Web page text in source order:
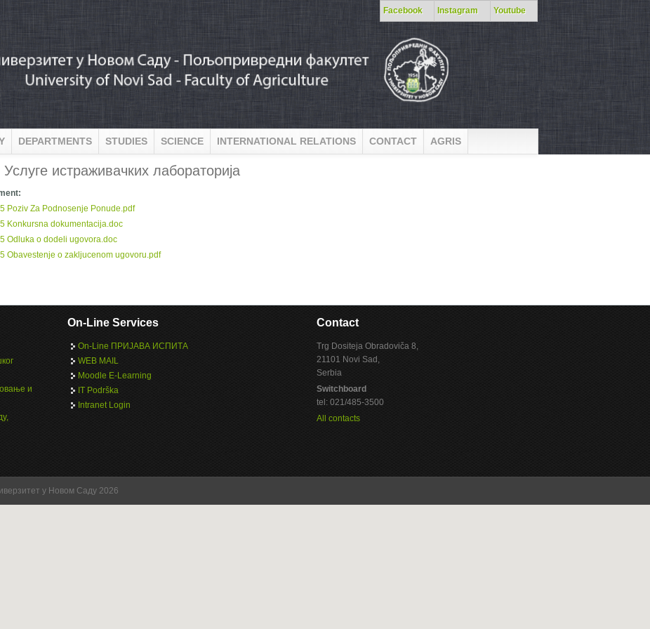
Facebook Instagram Youtube
DEPARTMENTS STUDIES SCIENCE INTERNATIONAL RELATIONS CONTACT AGRIS
Услуге истраживачких лабораторија
Poziv Za Podnosenje Ponude.pdf
Konkursna dokumentacija.doc
Odluka o dodeli ugovora.doc
Obavestenje o zakljucenom ugovoru.pdf
и
On-Line Services
On-Line ПРИЈАВА ИСПИТА
WEB MAIL
Moodle E-Learning
IT Podrška
Intranet Login
Contact
Trg Dositeja Obradoviča 8,
21101 Novi Sad,
Serbia
Switchboard
tel: 021/485-3500
All contacts
у Новом Саду 2026